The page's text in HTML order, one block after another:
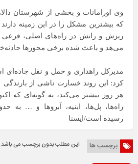
وی اورامانات و بخشی از شهرستان
که بیشترین مشکل را در این زمینه
ریزش و رانش در راه‌های اصلی، فرعی
می‌هد و باعث شده برخی محورها
مدیرکل راهداری و حمل و نقل جاده‌ای
کرد: این روند خسارت ناشی از بارندگی
هر روز بیشتر می‌کند، به گونه‌ای که
رسیده است/ایسنا
برچسب ها این مطلب بدون برچسب می باشد.